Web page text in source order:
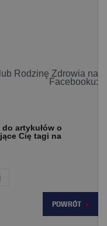
Rodzinę Zdrowia na
Facebooku:
artykułów o
Cię tagi na
POWRÓT